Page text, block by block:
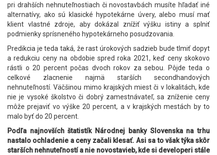
pri drahších nehnuteľnostiach či novostavbách musíte hľadať iné
alternatívy, ako sú klasické hypotekárne úvery, alebo musí mať
klient vlastné zdroje, aby dokázal znížiť výšku istiny a splniť
podmienky sprísneného hypotekárneho posudzovania.
Predikcia je teda taká, že rast úrokových sadzieb bude tlmiť dopyt
a redukciu ceny na obdobie spred roka 2021, keď ceny skokovo
rástli o 20 percent počas dvoch rokov za sebou. Pôjde teda o
celkové zlacnenie najmä starších secondhandových
nehnuteľností. Väčšinou mimo krajských miest či v lokalitách, kde
nie je vysoké školstvo či dobrý zamestnávateľ, sa zníženie ceny
môže prejaviť vo výške 20 percent, a v krajských mestách by to
malo byť do 20 percent.
Podľa najnovších štatistík Národnej banky Slovenska na trhu
nastalo ochladenie a ceny začali klesať. Asi sa to však týka skôr
starších nehnuteľností a nie novostavieb, kde si developeri stále